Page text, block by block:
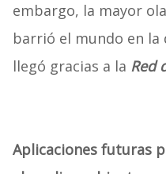
embargo, la mayor
barrió el mundo en la
llegó gracias a la Red
Aplicaciones futuras